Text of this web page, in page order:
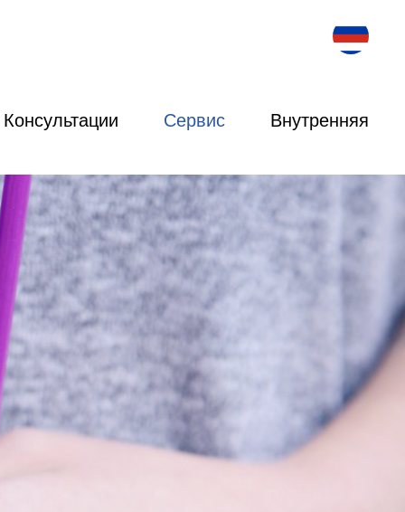
Консультации Сервис Внутренняя